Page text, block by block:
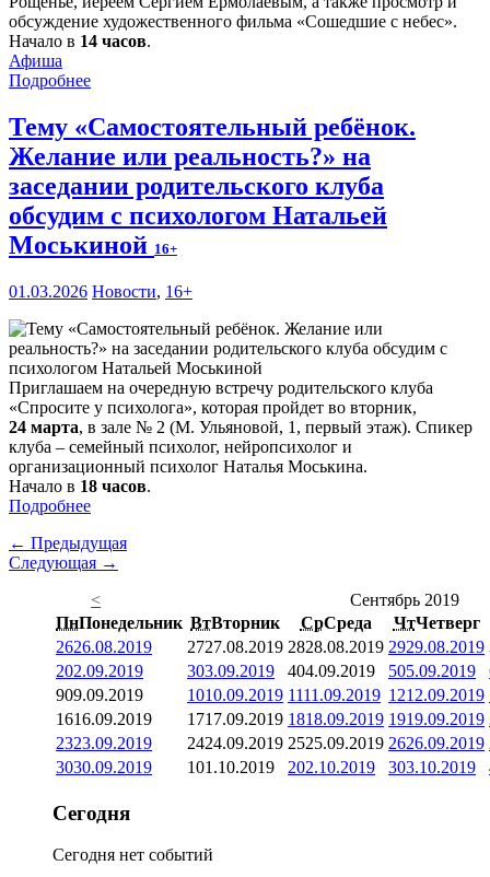
обсуждение художественного фильма «Сошедшие с небес».
Начало в 14 часов.
Афиша
Подробнее
Тему «Самостоятельный ребёнок.
Желание или реальность?» на
заседании родительского клуба
обсудим с психологом Натальей
Моськиной 16+
01.03.2026 Новости, 16+
Приглашаем на очередную встречу родительского клуба
«Спросите у психолога», которая пройдет во вторник,
24 марта, в зале № 2 (М. Ульяновой, 1, первый этаж). Спикер
клуба – семейный психолог, нейропсихолог и
организационный психолог Наталья Моськина.
Начало в 18 часов.
Подробнее
← Предыдущая
Следующая →
<
Сентябрь 2019
ПнПонедельник ВтВторник СрСреда ЧтЧетверг
2626.08.2019 2727.08.2019 2828.08.2019 2929.08.2019
202.09.2019 303.09.2019 404.09.2019 505.09.2019
909.09.2019 1010.09.2019 1111.09.2019 1212.09.2019
1616.09.2019 1717.09.2019 1818.09.2019 1919.09.2019
2323.09.2019 2424.09.2019 2525.09.2019 2626.09.2019
3030.09.2019 101.10.2019 202.10.2019 303.10.2019
Сегодня
Сегодня нет событий